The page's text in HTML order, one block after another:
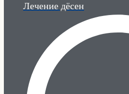
Лечение дёсен